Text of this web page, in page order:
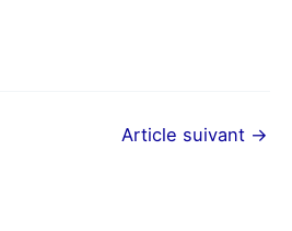
Article suivant →